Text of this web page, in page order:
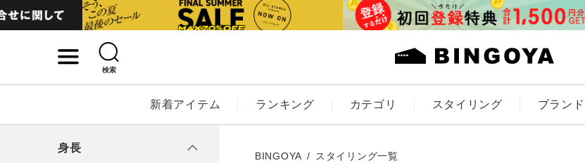
検索
新着アイテム ランキング カテゴリ スタイリング ブランド
キーワード
身長
BINGOYA スタイリング一覧